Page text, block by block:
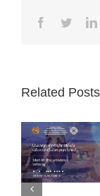
Facebook
Twitter
Related Posts